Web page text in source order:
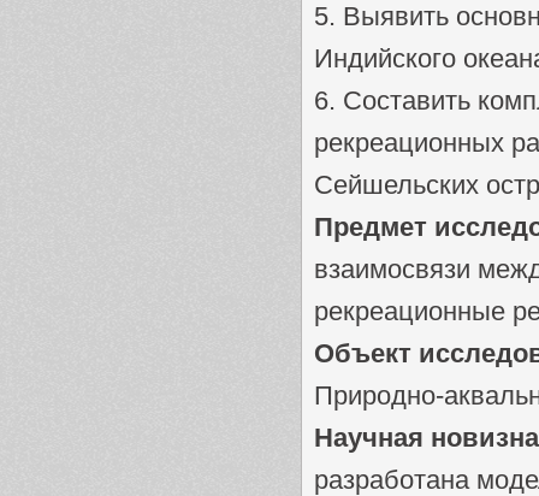
5. Выявить
Индийского
6. Составить
рекреационных
Сейшельских
Предмет
взаимосвязи
рекреационные
Объект
Природно-
Научная
разработана